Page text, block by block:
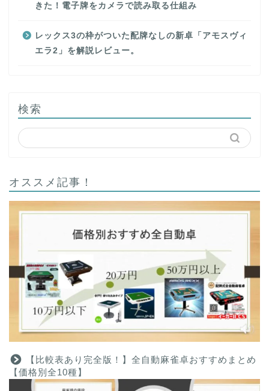
きた！電子牌をカメラで読み取る仕組み
レックス3の枠がついた配牌なしの新卓「アモスヴィ
エラ2」を解説レビュー。
検索
オススメ記事！
【比較表あり完全版！】全自動麻雀卓おすすめまとめ
【価格別全10種】